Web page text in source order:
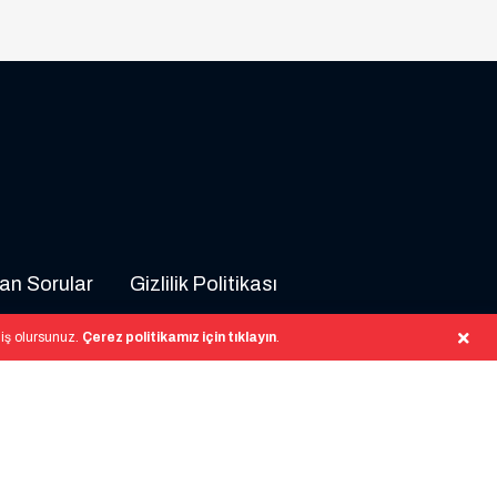
Sorular Gizlilik Politikası
olursunuz. Çerez politikamız için tıklayın.